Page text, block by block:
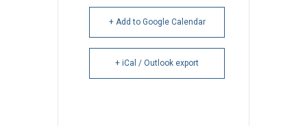
+ Add to Google Calendar
+ iCal / Outlook export